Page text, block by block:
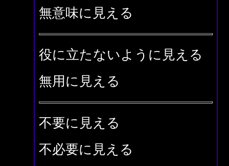
無意味に見える
役に立たないように見える
無用に見える
不要に見える
不必要に見える